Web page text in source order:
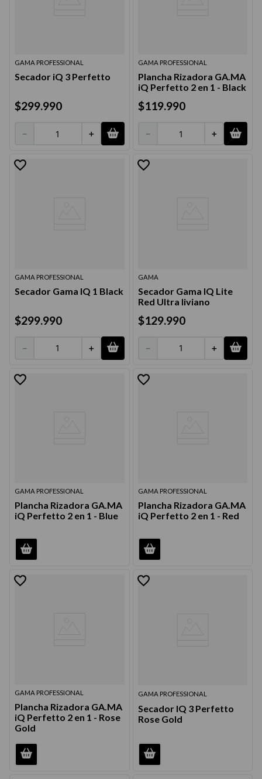
GAMA PROFESSIONAL
Secador iQ 3 Perfetto
$299.990
＋
－
GAMA PROFESSIONAL
Plancha Rizadora GA.MA
iQ Perfetto 2 en 1 - Black
$119.990
＋
－
GAMA PROFESSIONAL
Secador Gama IQ 1 Black
$299.990
＋
－
GAMA
Secador Gama IQ Lite
Red Ultra liviano
$129.990
＋
－
GAMA PROFESSIONAL
Plancha Rizadora GA.MA
iQ Perfetto 2 en 1 - Blue
GAMA PROFESSIONAL
Plancha Rizadora GA.MA
iQ Perfetto 2 en 1 - Red
GAMA PROFESSIONAL
Plancha Rizadora GA.MA
iQ Perfetto 2 en 1 - Rose
Gold
GAMA PROFESSIONAL
Secador IQ 3 Perfetto
Rose Gold